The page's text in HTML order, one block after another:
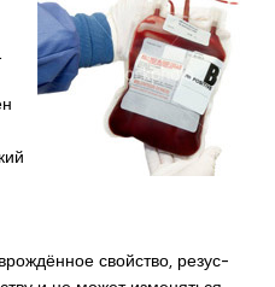
свойство, резус-